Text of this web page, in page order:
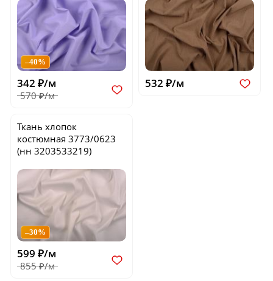
–40%
342 ₽/м
570 ₽/м
532 ₽/м
Ткань хлопок
костюмная3773/0623
(нн 3203533219)
–30%
599 ₽/м
855 ₽/м